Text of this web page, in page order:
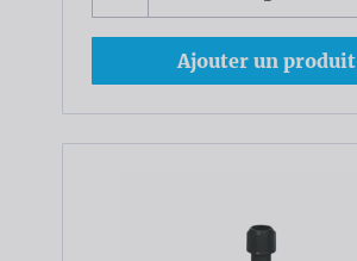
Ajouter un produit